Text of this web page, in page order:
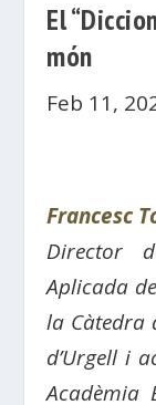
El
món
Feb 11,
Francesc
Director
Aplicada
la Càtedra
d’Urgell i
Acadèmia